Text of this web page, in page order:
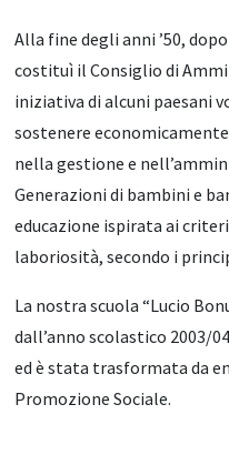
Alla fine degli anni ’50,
costituì il Consiglio di
iniziativa di alcuni paesani
sostenere
nella gestione e
Generazioni di bambini e
educazione ispirata ai
laboriosità, secondo i
La nostra scuola “Lucio
dall’anno scolastico 2003/
ed è stata trasformata da
Promozione Sociale.